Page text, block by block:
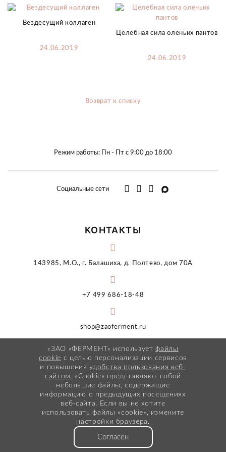
Вездесущий коллаген
24.06.2019
Целебная сила оленьих пантов
24.06.2019
Возврат к списку
Режим работы: Пн - Пт с 9:00 до 18:00
Социальные сети
КОНТАКТЫ
143985, М.О., г. Балашиха, д. Полтево, дом 70А
+7 499 686-18-48
shop@zaoferment.ru
«ЗАО «ФЕРМЕНТ» используетфайлы
cookie с целью персонализации сервисов
и повышенияудобства пользования веб-
сайтом. «Cookie» представляют собой
небольшие файлы, содержащие
информацию о предыдущих посещениях
веб-сайта. Если вы не хотите
использовать файлы «cookie», измените
настройки браузера.
Согласен